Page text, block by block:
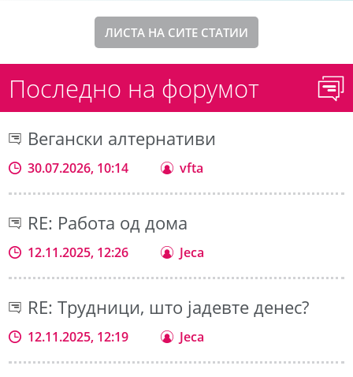
ЛИСТА НА СИТЕ СТАТИИ
Последно на форумот
Вегански алтернативи
30.07.2026, 10:14 vfta
RE: Работа од дома
12.11.2025, 12:26 Jeca
RE: Трудници, што јадевте денес?
12.11.2025, 12:19 Jeca